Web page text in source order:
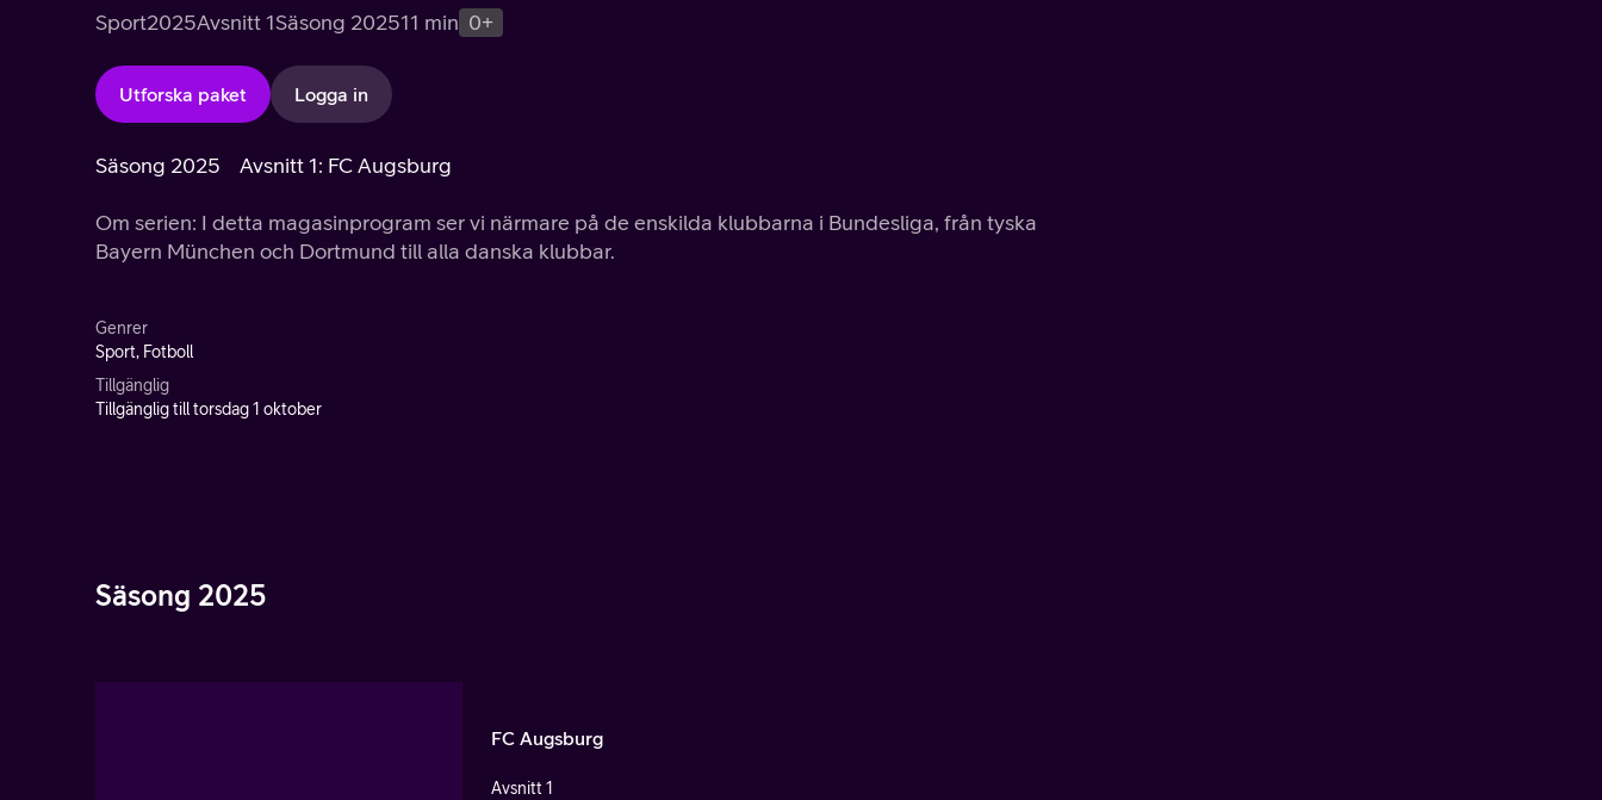
Sport2025Avsnitt 1Säsong 202511 min 0+
Utforska paket Logga in
Säsong 2025 Avsnitt 1: FC Augsburg
Om serien: I detta magasinprogram ser vi närmare på de enskilda klubbarna i Bundesliga, från tyska
Bayern München och Dortmund till alla danska klubbar.
Genrer
Sport, Fotboll
Tillgänglig
Tillgänglig till torsdag 1 oktober
Säsong 2025
FC Augsburg
Avsnitt 1